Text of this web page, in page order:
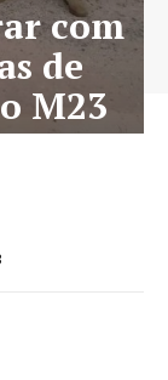
com
de
M23